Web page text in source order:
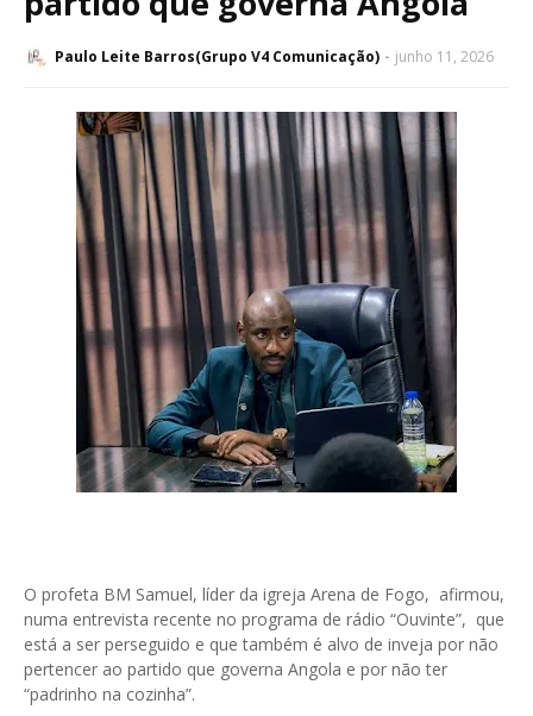
Paulo Leite Barros(Grupo V4 Comunicação) junho 11, 2026
O profeta BM Samuel, líder da igreja Arena de Fogo, afirmou,
numa entrevista recente no programa de rádio “Ouvinte”, que
está a ser perseguido e que também é alvo de inveja por não
pertencer ao partido que governa Angola e por não ter
“padrinho na cozinha”.